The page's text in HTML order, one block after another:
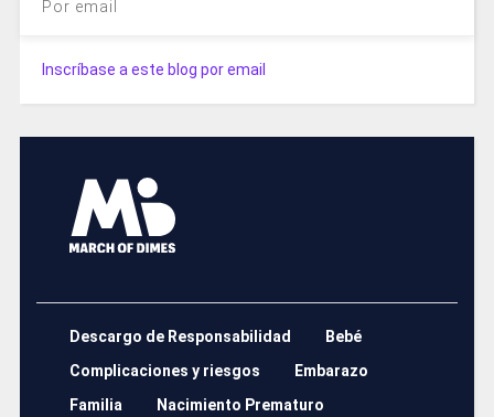
Por email
Inscríbase a este blog por email
Descargo de Responsabilidad
Bebé
Complicaciones y riesgos
Embarazo
Familia
Nacimiento Prematuro